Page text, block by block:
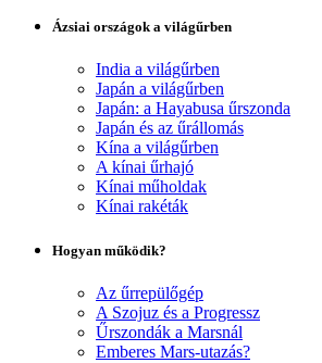
Ázsiai országok a világűrben
India a világűrben
Japán a világűrben
Japán: a Hayabusa űrszonda
Japán és az űrállomás
Kína a világűrben
A kínai űrhajó
Kínai műholdak
Kínai rakéták
Hogyan működik?
Az űrrepülőgép
A Szojuz és a Progressz
Űrszondák a Marsnál
Emberes Mars-utazás?